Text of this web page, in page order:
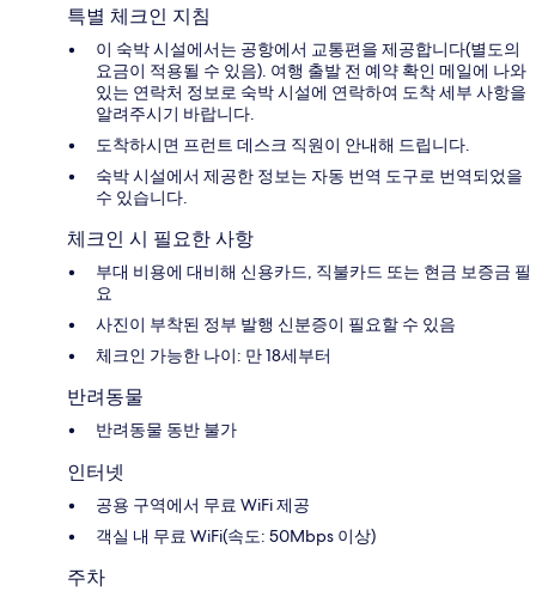
특별 체크인 지침
이 숙박 시설에서는 공항에서 교통편을 제공합니다(별도의
요금이 적용될 수 있음). 여행 출발 전 예약 확인 메일에 나와
있는 연락처 정보로 숙박 시설에 연락하여 도착 세부 사항을
알려주시기 바랍니다.
도착하시면 프런트 데스크 직원이 안내해 드립니다.
숙박 시설에서 제공한 정보는 자동 번역 도구로 번역되었을
수 있습니다.
체크인 시 필요한 사항
부대 비용에 대비해 신용카드, 직불카드 또는 현금 보증금 필
요
사진이 부착된 정부 발행 신분증이 필요할 수 있음
체크인 가능한 나이: 만 18세부터
반려동물
반려동물 동반 불가
인터넷
공용 구역에서 무료 WiFi 제공
객실 내 무료 WiFi(속도: 50Mbps 이상)
주차